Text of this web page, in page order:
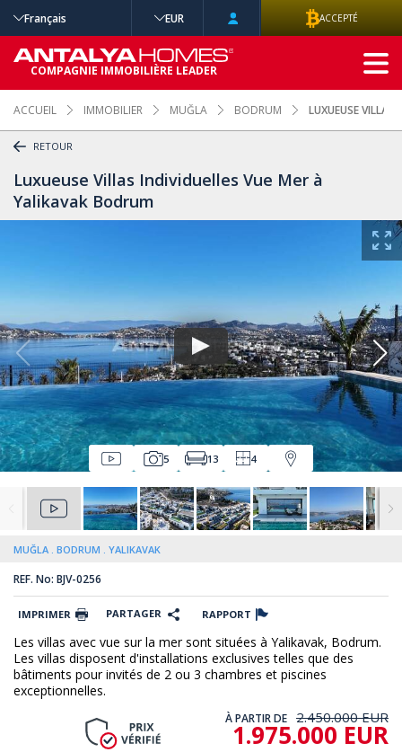
ACCUEIL IMMOBILIER MUĞLA BODRUM LUXUEUSE VILLAS
RETOUR
Luxueuse Villas Individuelles Vue Mer à
Yalikavak Bodrum
5 13 4
MUĞLA BODRUM YALIKAVAK
REF. No: BJV-0256
IMPRIMER PARTAGER RAPPORT
Les villas avec vue sur la mer sont situées à Yalikavak, Bodrum.
Les villas disposent d'installations exclusives telles que des
bâtiments pour invités de 2 ou 3 chambres et piscines
exceptionnelles.
À PARTIR DE 2.450.000 EUR
1.975.000 EUR
Français EUR ACCEPTÉ
COMPAGNIE IMMOBILIÈRE LEADER
RECHERCHE
AVANCÉE